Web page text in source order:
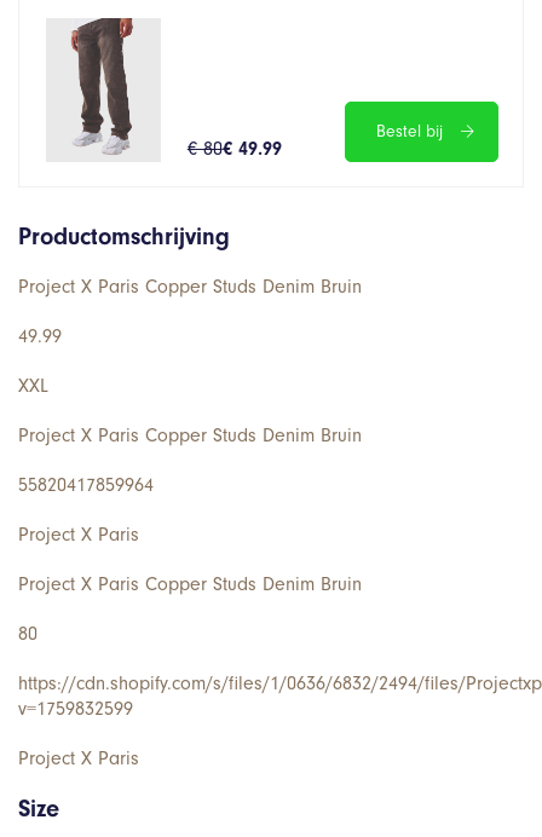
€ 80€ 49.99
Bestel bij
Productomschrijving
Project X Paris Copper Studs Denim Bruin
49.99
XXL
Project X Paris Copper Studs Denim Bruin
55820417859964
Project X Paris
Project X Paris Copper Studs Denim Bruin
80
https://cdn.shopify.com/s/files/1/0636/6832/2494/files/
v=1759832599
Project X Paris
Size